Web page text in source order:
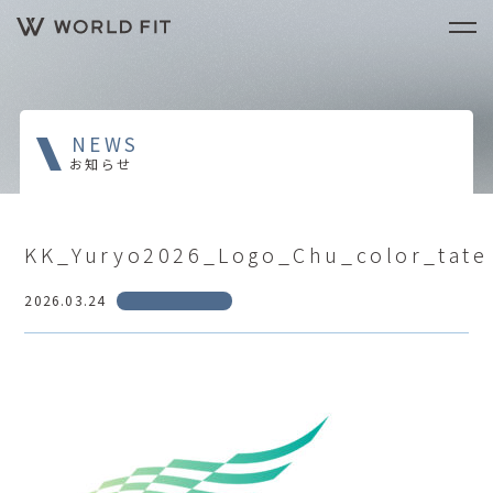
NEWS
お知らせ
KK_Yuryo2026_Logo_Chu_color_tate
2026.03.24